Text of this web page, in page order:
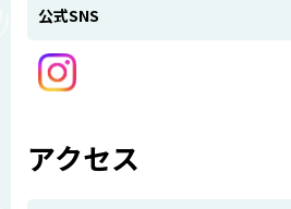
公式SNS
アクセス